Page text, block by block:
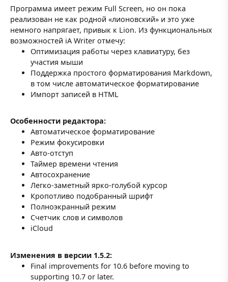
Программа имеет режим Full Screen, но он пока
реализован не как родной «лионовский» и это уже
немного напрягает, привык к Lion. Из функциональных
возможностей iA Writer отмечу:
Оптимизация работы через клавиатуру, без
участия мыши
Поддержка простого форматирования Markdown,
в том числе автоматическое форматирование
Импорт записей в HTML
Особенности редактора:
Автоматическое форматирование
Режим фокусировки
Авто-отступ
Таймер времени чтения
Автосохранение
Легко-заметный ярко-голубой курсор
Кропотливо подобранный шрифт
Полноэкранный режим
Счетчик слов и символов
iCloud
Изменения в версии 1.5.2:
Final improvements for 10.6 before moving to
supporting 10.7 or later.